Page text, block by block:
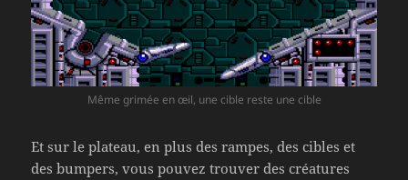
Même grimée en œil, une cible reste une cible
Et sur le plateau, en plus des rampes, des cibles et
des bumpers, vous pouvez trouver des créatures